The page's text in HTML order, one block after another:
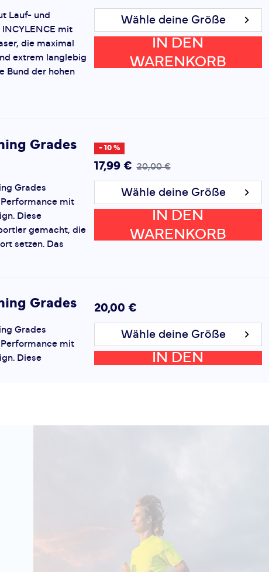
Lauf- und
mit
die maximal
extrem langlebig
Bund der hohen
Wähle deine Größe
IN DEN
WARENKORB
Grades - 10 %
17,99 € 20,00 €
Grades
mit
Diese
gemacht, die
setzen. Das
Wähle deine Größe
IN DEN
WARENKORB
Grades 20,00 €
Grades
mit
Diese
Wähle deine Größe
IN DEN
Flexibilität
IN DEN
WARENKORB